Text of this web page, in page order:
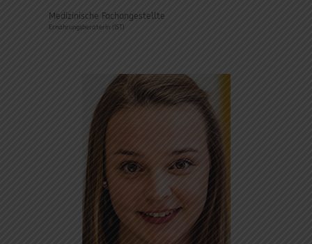
Medizinische Fachangestellte
Ernährungsberaterin (IST)